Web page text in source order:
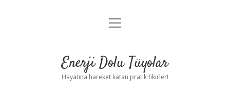
Anasayfa
Yasal Uyarı
menüyü
Enerji Dolu Tüyolar
Hayatına hareket katan pratik fikirler!